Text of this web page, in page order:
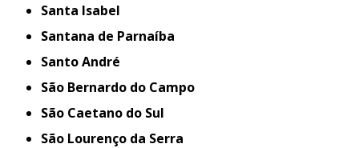
Santa Isabel
Santana de Parnaíba
Santo André
São Bernardo do Campo
São Caetano do Sul
São Lourenço da Serra